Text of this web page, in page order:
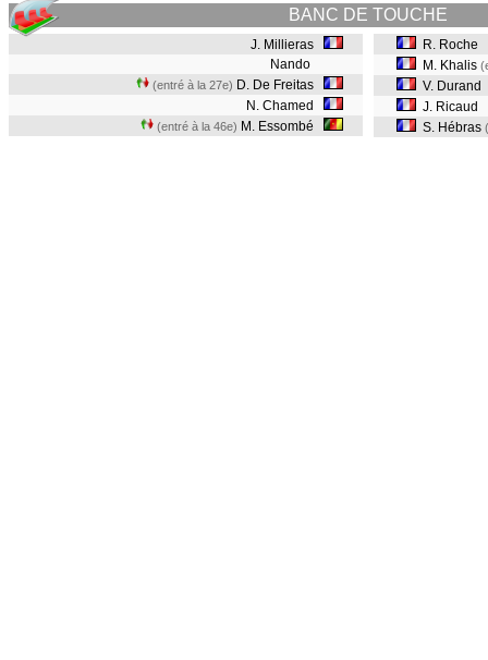
BANC DE TOUCHE
J. Millieras
Nando
(entré à la 27e) D. De Freitas
N. Chamed
(entré à la 46e) M. Essombé
R. Roche
M. Khalis
V. Durand
J. Ricaud
S. Hébras